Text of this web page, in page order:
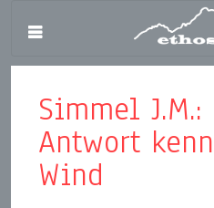
Simmel
Antwort
Wind